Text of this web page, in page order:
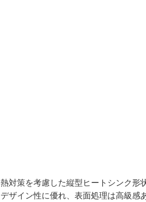
熱対策を考慮した縦型ヒートシンク形
デザイン性に優れ、表面処理は高級感